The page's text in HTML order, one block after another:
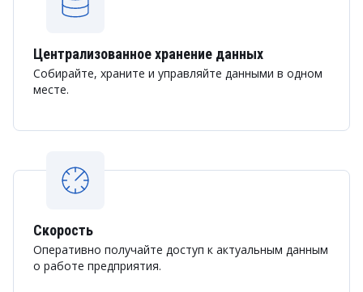
Централизованное хранение данных
Собирайте, храните и управляйте данными в одном
месте.
Скорость
Оперативно получайте доступ к актуальным данным
о работе предприятия.